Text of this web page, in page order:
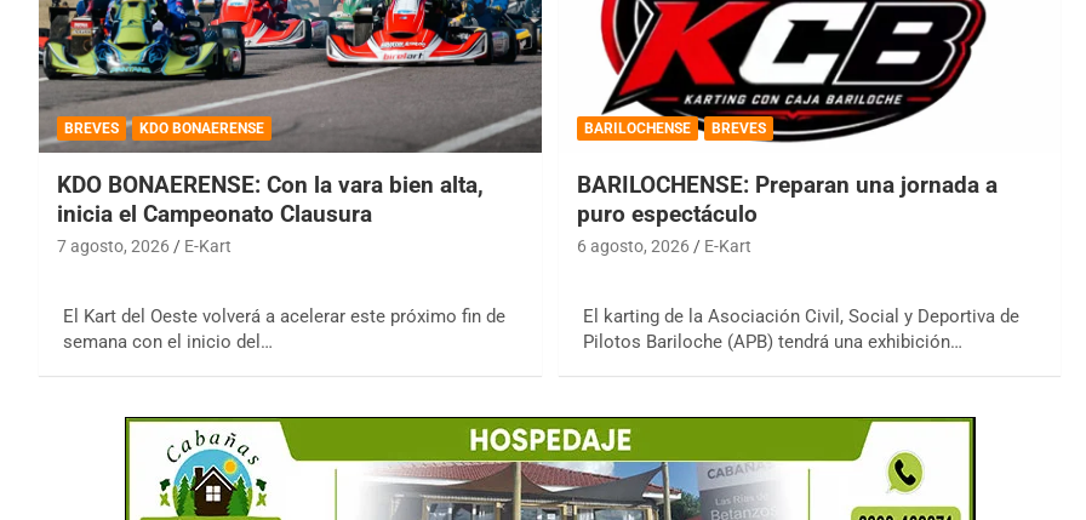
BREVES KDO BONAERENSE
KDO BONAERENSE: Con la vara bien alta,
inicia el Campeonato Clausura
7 agosto, 2026 E-Kart
El Kart del Oeste volverá a acelerar este próximo fin de
semana con el inicio del…
BARILOCHENSE BREVES
BARILOCHENSE: Preparan una jornada a
puro espectáculo
6 agosto, 2026 E-Kart
El karting de la Asociación Civil, Social y Deportiva de
Pilotos Bariloche (APB) tendrá una exhibición…